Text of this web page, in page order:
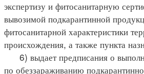
экспертизу и фитосанитарную
вывозимой подкарантинной
фитосанитарной характеристики
происхождения, а также пункта
6) выдает предписания о
по обеззараживанию